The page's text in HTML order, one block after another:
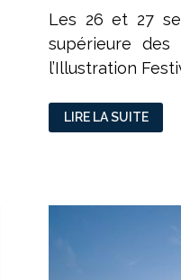
Les 26 et 27
supérieure
l’Illustration
IF
FESTIVAL
:
LIRE LA SUITE